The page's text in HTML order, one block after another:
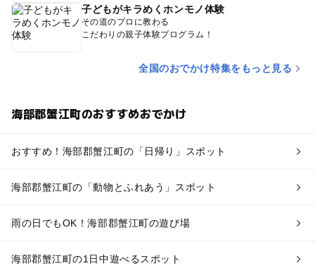
子どもがキラめくホンモノ体験
その道のプロに教わる
こだわりの親子体験プログラム！
全国のおでかけ特集をもっと見る
海部郡蟹江町のおすすめおでかけ
おすすめ！海部郡蟹江町の「日帰り」スポット
海部郡蟹江町の「動物とふれあう」スポット
雨の日でもOK！海部郡蟹江町の遊び場
海部郡蟹江町の1日中遊べるスポット